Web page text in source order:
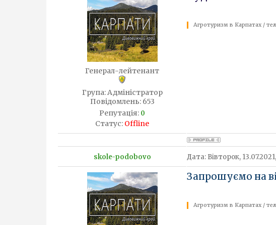
Генерал-лейтенант
Група: Адміністратор
Повідомлень: 653
Репутація: 0
Статус: Offline
Агротуризм в Карпатах /
skole-podobovo Дата: Вівторок,
Запрошуємо на
Агротуризм в Карпатах /